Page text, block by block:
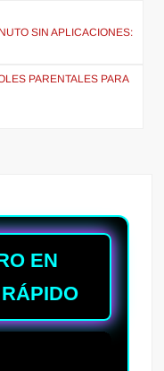
SIN APLICACIONES:
PARENTALES PARA
EN